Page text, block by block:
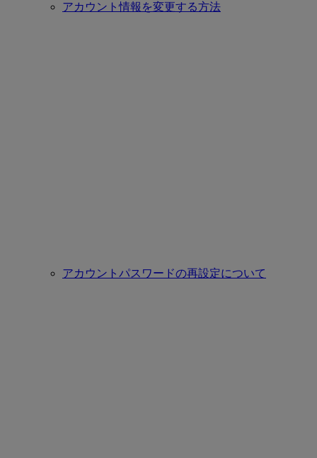
アカウント情報を変更する方法
アカウントパスワードの再設定について